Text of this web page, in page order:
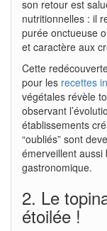
son retour est
nutritionnelles : il
purée onctueuse
et caractère aux
Cette
pour les recettes
végétales révèle
observant
établissements
“oubliés” sont
émerveillent
gastronomique.
2. Le
étoilée !